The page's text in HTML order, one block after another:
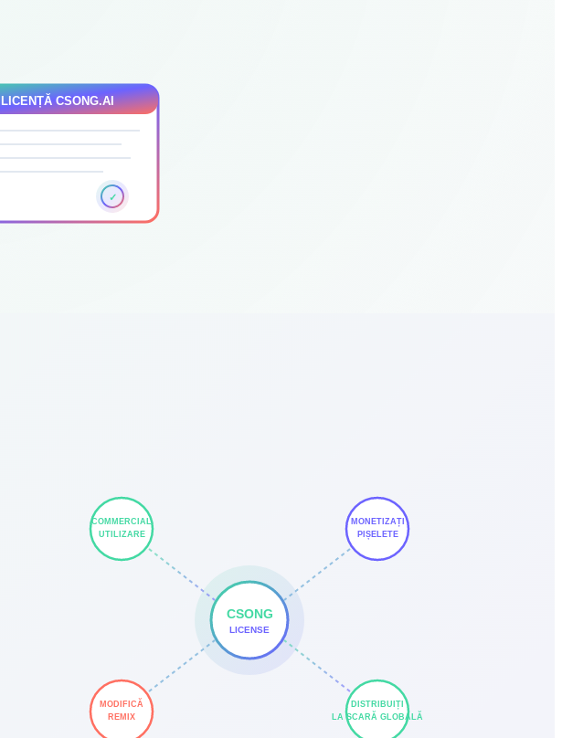
LICENȚĂ CSONG.AI
✓
CSONG
LICENSE
COMMERCIAL
UTILIZARE
MONETIZAȚI
PIȘELETE
MODIFICĂ
REMIX
DISTRIBUIȚI
LA SCARĂ GLOBALĂ